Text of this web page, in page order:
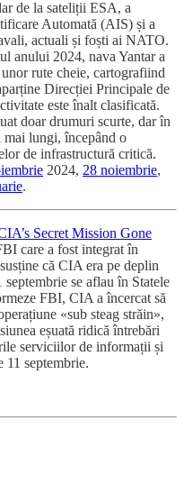
de la sateliții ESA, a
Automată (AIS) și a
actuali și foști ai NATO.
anului 2024, nava Yantar a
rute cheie, cartografiind
Direcției Principale de
este înalt clasificată.
doar drumuri scurte, dar în
mai lungi, începând o
de infrastructură critică.
2024, 28 noiembrie,
.
Secret Mission Gone
care a fost integrat în
că CIA era pe deplin
se aflau în Statele
FBI, CIA a încercat să
«sub steag străin»,
eșuată ridică întrebări
serviciilor de informații și
11 septembrie.